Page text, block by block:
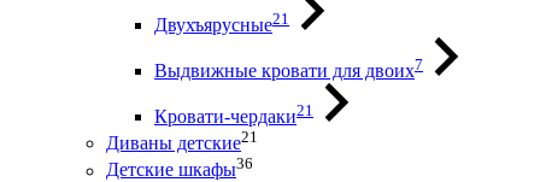
Двухъярусные21
Выдвижные кровати для двоих7
Кровати-чердаки21
Диваны детские21
Детские шкафы36